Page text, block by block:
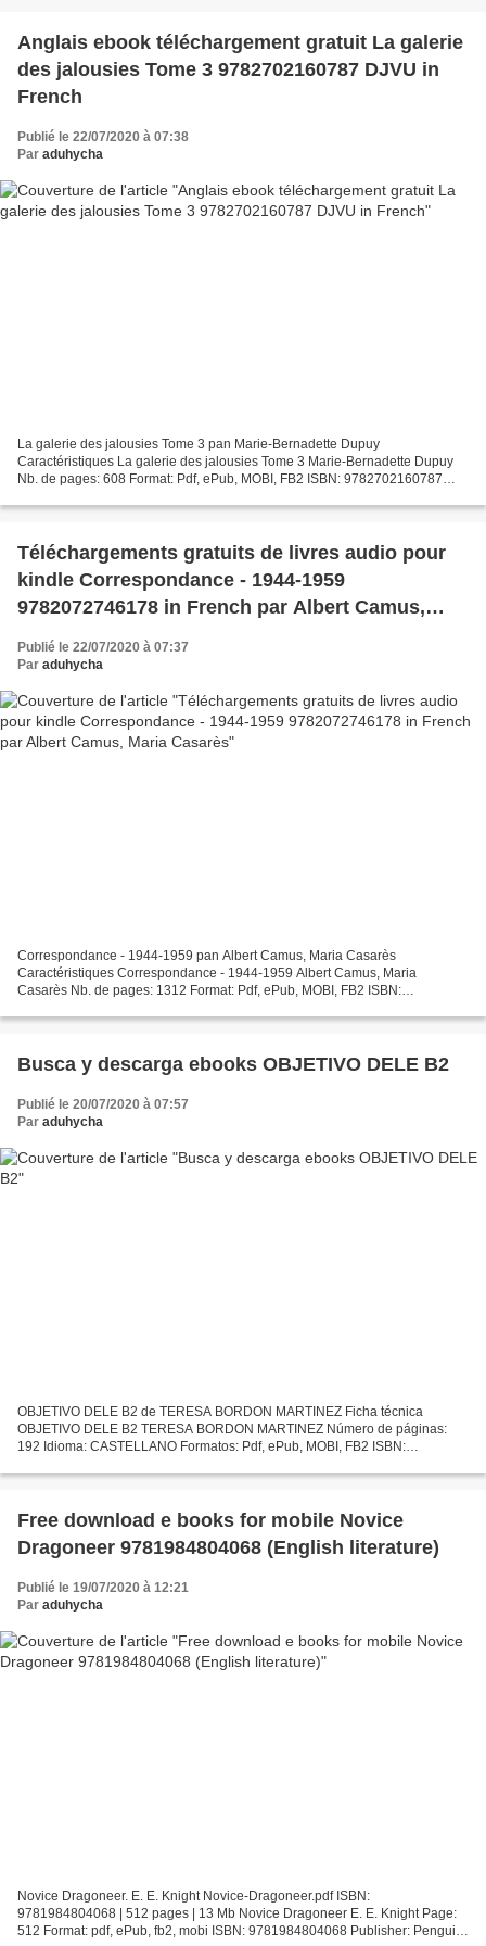
Anglais ebook téléchargement gratuit La galerie
des jalousies Tome 3 9782702160787 DJVU in
French
Publié le 22/07/2020 à 07:38
Par aduhycha
La galerie des jalousies Tome 3 pan Marie-Bernadette Dupuy
Caractéristiques La galerie des jalousies Tome 3 Marie-Bernadette Dupuy
Nb. de pages: 608 Format: Pdf, ePub, MOBI, FB2 ISBN: 9782702160787
Téléchargements gratuits de livres audio pour
kindle Correspondance - 1944-1959
9782072746178 in French par Albert Camus,
Maria Casarès
Publié le 22/07/2020 à 07:37
Par aduhycha
Correspondance - 1944-1959 pan Albert Camus, Maria Casarès
Caractéristiques Correspondance - 1944-1959 Albert Camus, Maria
Casarès Nb. de pages: 1312 Format: Pdf, ePub, MOBI, FB2 ISBN:
Télécharger...
Busca y descarga ebooks OBJETIVO DELE B2
Publié le 20/07/2020 à 07:57
Par aduhycha
OBJETIVO DELE B2 de TERESA BORDON MARTINEZ Ficha técnica
OBJETIVO DELE B2 TERESA BORDON MARTINEZ Número de páginas:
192 Idioma: CASTELLANO Formatos: Pdf, ePub, MOBI, FB2 ISBN:
DE LIBRERIA Año...
Free download e books for mobile Novice
Dragoneer 9781984804068 (English literature)
Publié le 19/07/2020 à 12:21
Par aduhycha
Novice Dragoneer. E. E. Knight Novice-Dragoneer.pdf ISBN:
9781984804068 | 512 pages | 13 Mb Novice Dragoneer E. E. Knight Page:
512 Format: pdf, ePub, fb2, mobi ISBN: 9781984804068 Publisher: Penguin